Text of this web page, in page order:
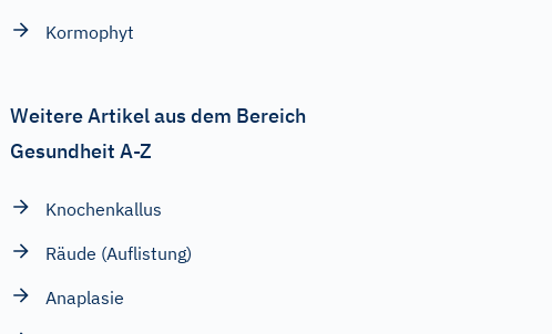
Kormophyt
Weitere Artikel aus dem Bereich
Gesundheit A-Z
Knochenkallus
Räude (Auflistung)
Anaplasie